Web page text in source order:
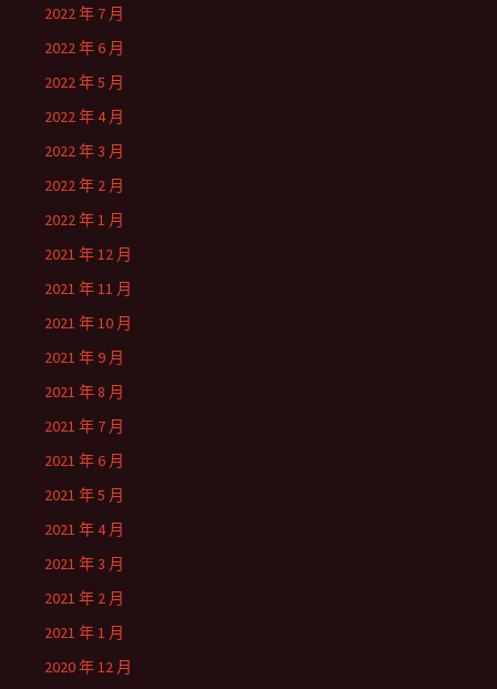
2022 年 7 月
2022 年 6 月
2022 年 5 月
2022 年 4 月
2022 年 3 月
2022 年 2 月
2022 年 1 月
2021 年 12 月
2021 年 11 月
2021 年 10 月
2021 年 9 月
2021 年 8 月
2021 年 7 月
2021 年 6 月
2021 年 5 月
2021 年 4 月
2021 年 3 月
2021 年 2 月
2021 年 1 月
2020 年 12 月